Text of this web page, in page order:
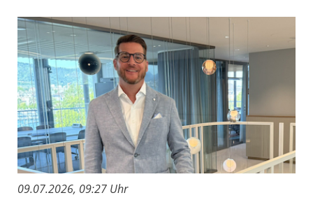
09.07.2026, 09:27 Uhr